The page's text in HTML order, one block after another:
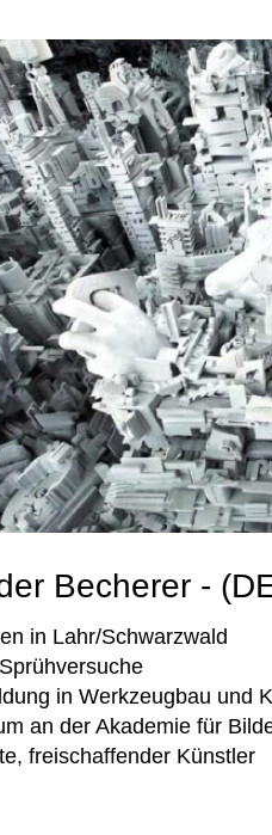
Becherer -
in Lahr/Schwarzwald
in Werkzeugbau und
an der Akademie für
freischaffender Künstler